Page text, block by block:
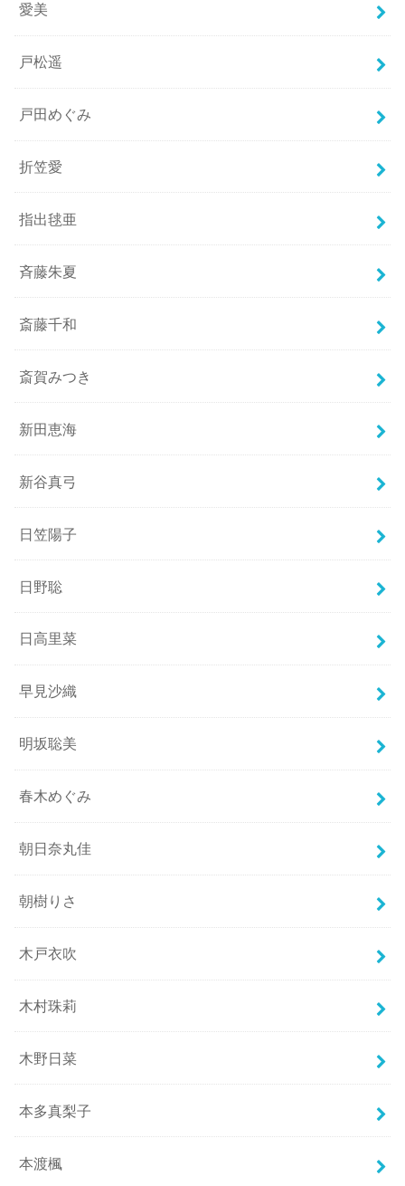
愛美
戸松遥
戸田めぐみ
折笠愛
指出毬亜
斉藤朱夏
斎藤千和
斎賀みつき
新田恵海
新谷真弓
日笠陽子
日野聡
日高里菜
早見沙織
明坂聡美
春木めぐみ
朝日奈丸佳
朝樹りさ
木戸衣吹
木村珠莉
木野日菜
本多真梨子
本渡楓